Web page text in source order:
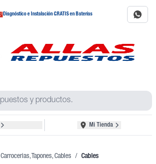
Diagnóstico e Instalación GRATIS en Baterías
Mi Tienda
Carrocerias, Tapones, Cables / Cables